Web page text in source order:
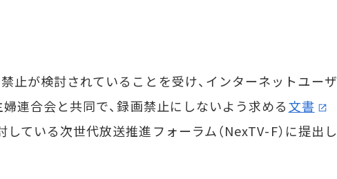
止が検討されていることを受け、インターネットユーザ
婦連合会と共同で、録画禁止にしないよう求める文書
している次世代放送推進フォーラム（NexTV-F）に提出し